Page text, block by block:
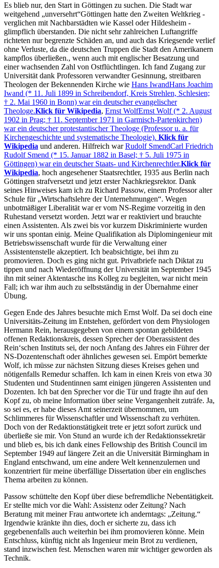
Es blieb nur, den Start in Göttingen zu suchen. Die Stadt war
weitgehend
unversehrt Göttingen hatte den Zweiten Weltkrieg -
verglichen mit Nachbarstädten wie Kassel oder Hildesheim -
glimpflich überstanden. Die nicht sehr zahlreichen Luftangriffe
richteten nur begrenzte Schäden an, und auch das Kriegsende verlief
ohne Verluste, da die deutschen Truppen die Stadt den Amerikanern
kampflos überließen., wenn auch mit englischer Besatzung und
einer wachsenden Zahl von Ostflüchtlingen. Ich fand Zugang zur
Universität dank Professoren verwandter Gesinnung, streitbaren
Theologen der Bekennenden Kirche wie Hans IwandHans Joachim
Iwand (* 11. Juli 1899 in Schreibendorf, Kreis Strehlen, Schlesien;
† 2. Mai 1960 in Bonn) war ein deutscher evangelischer
Theologe.Klick für Wikipedia, Ernst WolfErnst Wolf (* 2. August
1902 in Prag; † 11. September 1971 in Garmisch-Partenkirchen)
war ein deutscher protestantischer Theologe (Professor u. a. für
Kirchengeschichte und systematische Theologie). Klick für
Wikipedia und anderen. Hilfreich warRudolf SmendCarl Friedrich
Rudolf Smend (* 15. Januar 1882 in Basel; † 5. Juli 1975 in
Göttingen) war ein deutscher Staats- und Kirchenrechtler.Klick für
Wikipedia, hoch angesehener Staatsrechtler, 1935 aus Berlin nach
Göttingen strafversetzt und jetzt erster Nachkriegsrektor. Dank
seines Hinweises kam ich zu Richard Passow, einem Professor alter
Schule für Wirtschaftslehre der Unternehmungen . Wegen
unbotmäßiger Liberalität war er vom NS-Regime vorzeitig in den
Ruhestand versetzt worden. Jetzt war er reaktiviert und brauchte
einen Assistenten. Als zwei bis vor kurzem Diskriminierte wurden
wir uns spontan einig. Meine Qualifikation als Diplomingenieur mit
Betriebswissenschaft wurde für die Verwaltung einer
Assistentenstelle akzeptiert. Ich beabsichtigte, bei ihm zu
promovieren. Doch es ging nicht gut. Privatbriefe nach Diktat zu
tippen und nach Wiederöffnung der Universität im September 1945
ihn mit seiner Aktentasche ins Kolleg zu begleiten, war nicht mein
Fall; ich war ihm auch zu selbstständig in der Übernahme einer
Übung.
Gegen Ende des Jahres besuchte mich Ernst Wolf. Da sei doch eine
Universitäts-Zeitung im Entstehen, gefördert von dem Physiologen
Hermann Rein, herausgegeben von einem spontan gebildeten
offenen Redaktionskreis, dessen Sprecher der Oberassistent des
Rein‘schen Instituts sei, der noch Anfang des Jahres ein Führer der
NS-Dozentenschaft oder ähnliches gewesen sei. Empört bemerkte
Wolf, ich müsse zur nächsten Sitzung dieses Kreises gehen und
nötigenfalls Remedur schaffen. Ich kam in einen Kreis von etwa 30
Studenten und Studentinnen samt einigen jüngeren Assistenten und
Dozenten. Ich bat den Sprecher vor die Tür und fragte ihn auf den
Kopf zu, ob meine Information über seine Vergangenheit zuträfe. Ja,
so sei es, er habe dieses Amt seinerzeit übernommen, um
Schlimmeres für Wissenschaftler und Wissenschaft zu verhüten.
Doch von der Redaktionstätigkeit trete er jetzt sofort zurück und
überließe sie mir. Von Stund an wurde ich der Redaktionssekretär
und blieb es, bis ich dank eines Fellowship des British Council im
September 1949 auf längere Zeit an die Universität Birmingham in
England entschwand, um eine andere Welt kennenzulernen und
konzentriert für meine überfällige Dissertation über ein englisches
Thema arbeiten zu können.
Passow schüttelte den Kopf über diese befremdliche Nebentätigkeit.
Er stellte mich vor die Wahl: Assistenz oder Zeitung? Nach
Beratung mit meiner Frau antwortete ich anderntags:
Zeitung.
Irgendwie kränkte ihn dies, doch er sicherte zu, dass ich
gegebenenfalls auch weiterhin bei ihm promovieren könne. Mein
Entschluss, künftig nicht als Ingenieur mein Brot zu verdienen,
stand inzwischen fest. Menschen waren mir wichtiger geworden als
Technik.